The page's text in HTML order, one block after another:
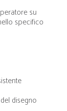
su
specifico
disegno